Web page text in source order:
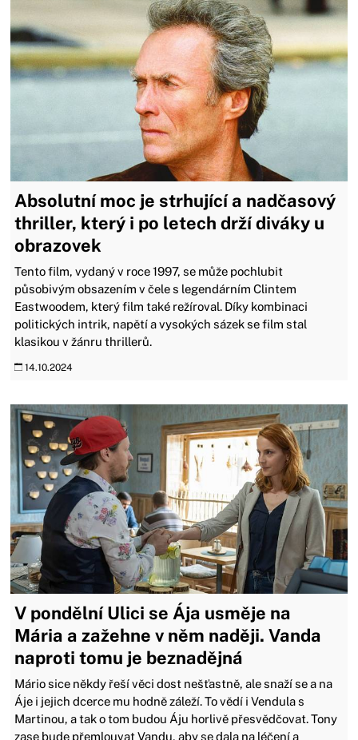
Absolutní moc je strhující a nadčasový
thriller, který i po letech drží diváky u
obrazovek
Tento film, vydaný v roce 1997, se může pochlubit
působivým obsazením v čele s legendárním Clintem
Eastwoodem, který film také režíroval. Díky kombinaci
politických intrik, napětí a vysokých sázek se film stal
klasikou v žánru thrillerů.
14.10.2024
V pondělní Ulici se Ája usměje na
Mária a zažehne v něm naději. Vanda
naproti tomu je beznadějná
Mário sice někdy řeší věci dost nešťastně, ale snaží se a na
Áje i jejich dcerce mu hodně záleží. To vědí i Vendula s
Martinou, a tak o tom budou Áju horlivě přesvědčovat. Tony
zase bude přemlouvat Vandu, aby se dala na léčení a